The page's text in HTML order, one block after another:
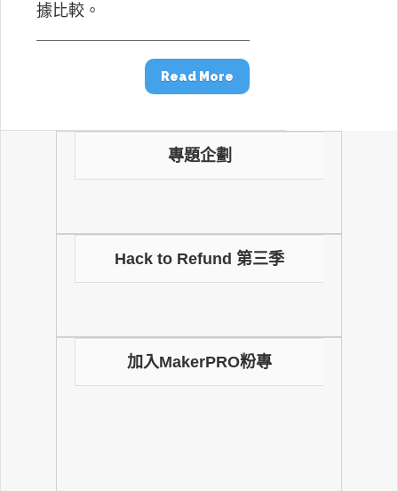
據比較。
Read More
專題企劃
Hack to Refund 第三季
加入MakerPRO粉專